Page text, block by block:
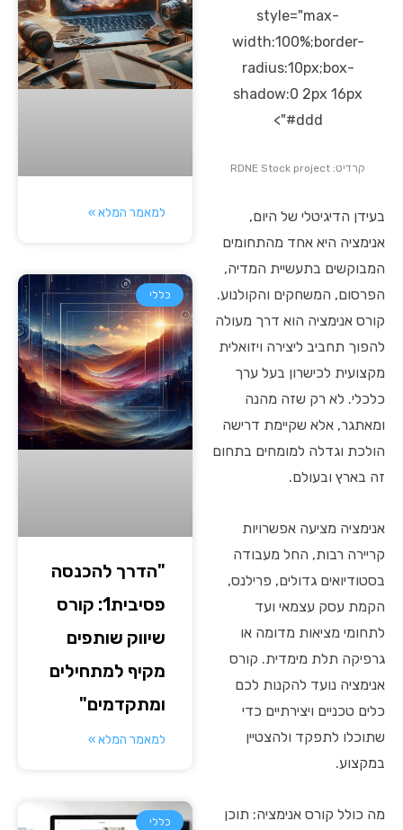
style="max-
width:100%;border-
radius:10px;box-
shadow:0 2px 16px
#ddd">
קרדיט: RDNE Stock project
בעידן הדיגיטלי של היום,
אנימציה היא אחד מהתחומים
המבוקשים בתעשיית המדיה,
הפרסום, המשחקים והקולנוע.
קורס אנימציה הוא דרך מעולה
להפוך תחביב ליצירה ויזואלית
מקצועית לכישרון בעל ערך
כלכלי. לא רק שזה מהנה
ומאתגר, אלא שקיימת דרישה
הולכת וגדלה למומחים בתחום
זה בארץ ובעולם.
אנימציה מציעה אפשרויות
קריירה רבות, החל מעבודה
בסטודיואים גדולים, פרילנס,
הקמת עסק עצמאי ועד
לתחומי מציאות מדומה או
גרפיקה תלת מימדית. קורס
אנימציה נועד להקנות לכם
כלים טכניים ויצירתיים כדי
שתוכלו לתפקד ולהצטיין
במקצוע.
מה כולל קורס אנימציה: תוכן
למאמר המלא »
כללי
"הדרך להכנסה
פסיבית1: קורס
שיווק שותפים
מקיף למתחילים
ומתקדמים"
למאמר המלא »
כללי